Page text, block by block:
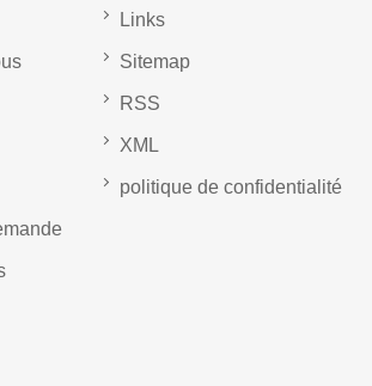
Links
Sitemap
RSS
XML
politique de confidentialité